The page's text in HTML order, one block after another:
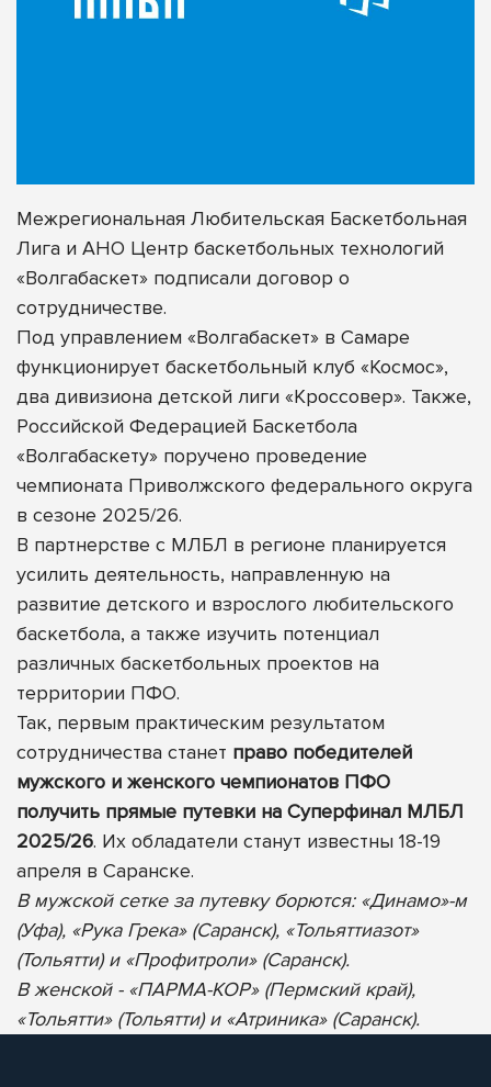
Межрегиональная Любительская Баскетбольная
Лига и АНО Центр баскетбольных технологий
«Волгабаскет» подписали договор о
сотрудничестве.
Под управлением «Волгабаскет» в Самаре
функционирует баскетбольный клуб «Космос»,
два дивизиона детской лиги «Кроссовер». Также,
Российской Федерацией Баскетбола
«Волгабаскету» поручено проведение
чемпионата Приволжского федерального округа
в сезоне 2025/26.
В партнерстве с МЛБЛ в регионе планируется
усилить деятельность, направленную на
развитие детского и взрослого любительского
баскетбола, а также изучить потенциал
различных баскетбольных проектов на
территории ПФО.
Так, первым практическим результатом
сотрудничества станет право победителей
мужского и женского чемпионатов ПФО
получить прямые путевки на Суперфинал МЛБЛ
2025/26. Их обладатели станут известны 18-19
апреля в Саранске.
В мужской сетке за путевку борются: «Динамо»-м
(Уфа), «Рука Грека» (Саранск), «Тольяттиазот»
(Тольятти) и «Профитроли» (Саранск).
В женской - «ПАРМА-КОР» (Пермский край),
«Тольятти» (Тольятти) и «Атриника» (Саранск).